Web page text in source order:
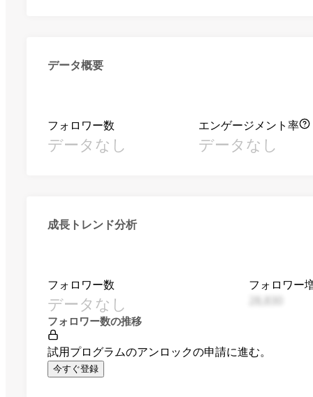
データ概要
フォロワー数
データなし
エンゲージメント率
データなし
成長トレンド分析
フォロワー数
データなし
フォロワー
フォロワー数の推移
試用プログラムのアンロックの申請に進む。
今すぐ登録